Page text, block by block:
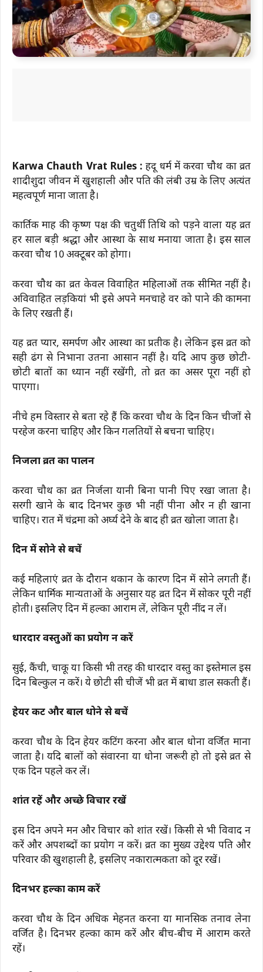
Karwa Chauth Vrat Rules :हिंदू धर्म में करवा चौथ का व्रत
शादीशुदा जीवन में खुशहाली और पति की लंबी उम्र के लिए अत्यंत
महत्वपूर्ण माना जाता है।
कार्तिक माह की कृष्ण पक्ष की चतुर्थी तिथि को पड़ने वाला यह व्रत
हर साल बड़ी श्रद्धा और आस्था के साथ मनाया जाता है। इस साल
करवा चौथ 10 अक्टूबर को होगा।
करवा चौथ का व्रत केवल विवाहित महिलाओं तक सीमित नहीं है।
अविवाहित लड़कियां भी इसे अपने मनचाहे वर को पाने की कामना
के लिए रखती हैं।
यह व्रत प्यार, समर्पण और आस्था का प्रतीक है। लेकिन इस व्रत को
सही ढंग से निभाना उतना आसान नहीं है। यदि आप कुछ छोटी-
छोटी बातों का ध्यान नहीं रखेंगी, तो व्रत का असर पूरा नहीं हो
पाएगा।
नीचे हम विस्तार से बता रहे हैं कि करवा चौथ के दिन किन चीजों से
परहेज करना चाहिए और किन गलतियों से बचना चाहिए।
निर्जला व्रत का पालन
करवा चौथ का व्रत निर्जला यानी बिना पानी पिए रखा जाता है।
सरगी खाने के बाद दिनभर कुछ भी नहीं पीना और न ही खाना
चाहिए। रात में चंद्रमा को अर्घ्य देने के बाद ही व्रत खोला जाता है।
दिन में सोने से बचें
कई महिलाएं व्रत के दौरान थकान के कारण दिन में सोने लगती हैं।
लेकिन धार्मिक मान्यताओं के अनुसार यह व्रत दिन में सोकर पूरी नहीं
होती। इसलिए दिन में हल्का आराम लें, लेकिन पूरी नींद न लें।
धारदार वस्तुओं का प्रयोग न करें
सुई, कैंची, चाकू या किसी भी तरह की धारदार वस्तु का इस्तेमाल इस
दिन बिल्कुल न करें। ये छोटी सी चीजें भी व्रत में बाधा डाल सकती हैं।
हेयर कट और बाल धोने से बचें
करवा चौथ के दिन हेयर कटिंग करना और बाल धोना वर्जित माना
जाता है। यदि बालों को संवारना या धोना जरूरी हो तो इसे व्रत से
एक दिन पहले कर लें।
शांत रहें और अच्छे विचार रखें
इस दिन अपने मन और विचार को शांत रखें। किसी से भी विवाद न
करें और अपशब्दों का प्रयोग न करें। व्रत का मुख्य उद्देश्य पति और
परिवार की खुशहाली है, इसलिए नकारात्मकता को दूर रखें।
दिनभर हल्का काम करें
करवा चौथ के दिन अधिक मेहनत करना या मानसिक तनाव लेना
वर्जित है। दिनभर हल्का काम करें और बीच-बीच में आराम करते
रहें।